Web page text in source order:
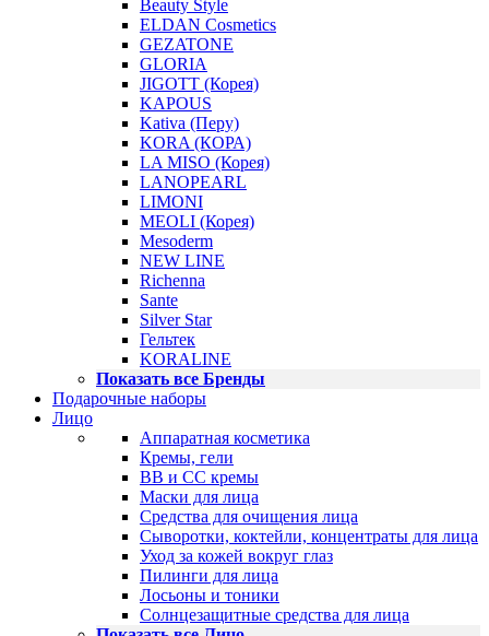
Beauty Style
ELDAN Cosmetics
GEZATONE
GLORIA
JIGOTT (Корея)
KAPOUS
Kativa (Перу)
KORA (КОРА)
LA MISO (Корея)
LANOPEARL
LIMONI
MEOLI (Корея)
Mesoderm
NEW LINE
Richenna
Sante
Silver Star
Гельтек
KORALINE
Показать все Бренды
Подарочные наборы
Лицо
Аппаратная косметика
Кремы, гели
BB и CC кремы
Маски для лица
Средства для очищения лица
Сыворотки, коктейли, концентраты для лица
Уход за кожей вокруг глаз
Пилинги для лица
Лосьоны и тоники
Солнцезащитные средства для лица